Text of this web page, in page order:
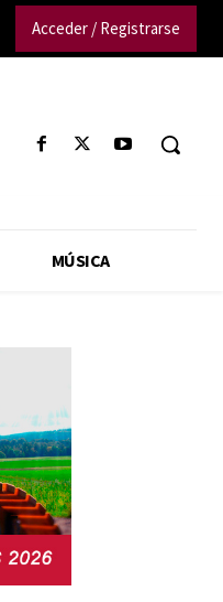
Acceder / Registrarse
MÚSICA